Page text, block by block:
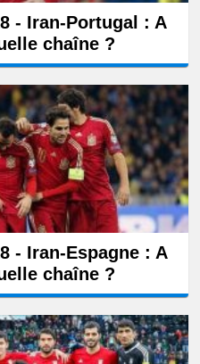
- Iran-Portugal : A
chaîne ?
- Iran-Espagne : A
chaîne ?